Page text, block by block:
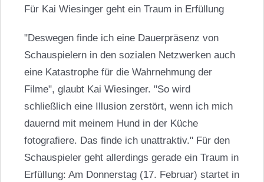
Für Kai Wiesinger geht ein Traum in Erfüllung
"Deswegen finde ich eine Dauerpräsenz von
Schauspielern in den sozialen Netzwerken auch
eine Katastrophe für die Wahrnehmung der
Filme", glaubt Kai Wiesinger. "So wird
schließlich eine Illusion zerstört, wenn ich mich
dauernd mit meinem Hund in der Küche
fotografiere. Das finde ich unattraktiv." Für den
Schauspieler geht allerdings gerade ein Traum in
Erfüllung: Am Donnerstag (17. Februar) startet in